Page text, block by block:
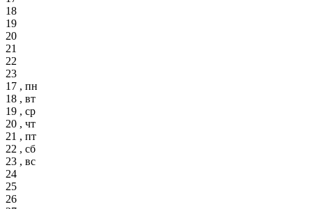
18
19
20
21
22
23
17 , пн
18 , вт
19 , ср
20 , чт
21 , пт
22 , сб
23 , вс
24
25
26